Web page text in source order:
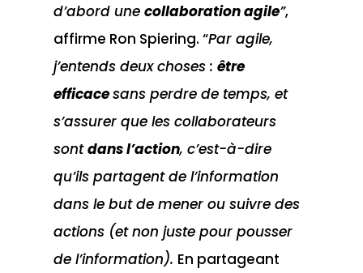
d’abord une collaboration agile”,
affirme Ron Spiering. “Par agile,
j’entends deux choses : être
efficacesans perdre de temps, et
s’assurer que les collaborateurs
sontdans l’action, c’est-à-dire
qu’ils partagent de l’information
dans le but de mener ou suivre des
actions (et non juste pour pousser
de l’information). En partageant